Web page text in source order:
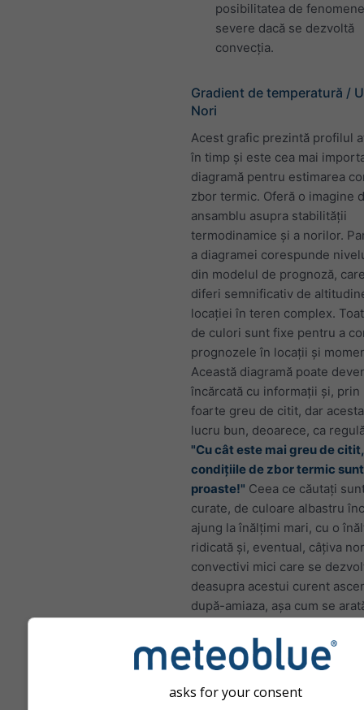
posibilitatea de
severe dacă se dezvoltă
convecția.
Gradient de temperatură /
Nori
Acest grafic prezintă profilul
în timp și este cea mai
diagramă pentru estimarea
zbor termic. Oferă o imagine
ansamblu asupra stabilității
termodinamice și a norilor.
a diagramei corespunde
din modelul de prognoză,
diferi semnificativ de
locației în teren complex.
de culori sunt fixe pentru a
prognozele în locații și
Această diagramă poate
încărcată cu informații și, prin
foarte greu de citit, dar
lucru bun, deoarece, ca
"Cu cât este mai greu de
condițiile de zbor termic
proaste!" Ceea ce căutați
curate, de culoare albastru
ajung la înălțimi mari, cu o
ridicată și, eventual, câțiva
convectivi mici care se
deasupra acestui curent
după-amiaza, așa cum se
asks for your consent